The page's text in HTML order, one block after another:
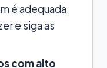
é adequada
e siga as
com alto